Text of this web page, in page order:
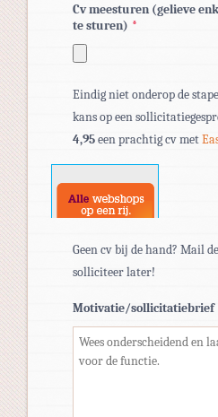
Cv meesturen (gelieve
te sturen) *
bestandstypen:
pdf,
doc,
docx.
Eindig niet onderop de
kans op een
4,95een prachtig cv met
Geen cv bij de hand? Mail
solliciteer later!
Motivatie/sollicitatiebrief